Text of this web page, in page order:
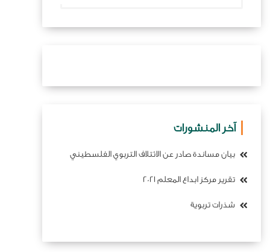
آخر المنشورات
بيان مساندة صادر عن الائتلاف التربوي الفلسطيني
تقرير مركز ابداع المعلم 2021
شذرات تربوية